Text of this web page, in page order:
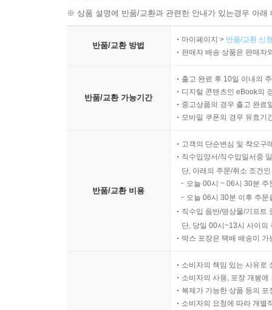
※ 상품 설명에 반품/교환과 관련한 안내가 있는경우 아
반품/교환 방법
마이페이지 > 반품/교환 신
판매자 배송 상품은 판매자
반품/교환 가능기간
출고 완료 후 10일 이내의
디지털 콘텐츠인 eBook의
중고상품의 경우 출고 완료
모바일 쿠폰의 경우 유효기
반품/교환 비용
고객의 단순변심 및 착오구
직수입양서/직수입일서중
단, 아래의 주문/취소 조건
오늘 00시 ~ 06시 30분
오늘 06시 30분 이후 주
직수입 음반/영상물/기프트
단, 당일 00시~13시 사이의
박스 포장은 택배 배송이
소비자의 책임 있는 사유로
소비자의 사용, 포장 개봉
복제가 가능한 상품 등의
소비자의 요청에 따라 개별